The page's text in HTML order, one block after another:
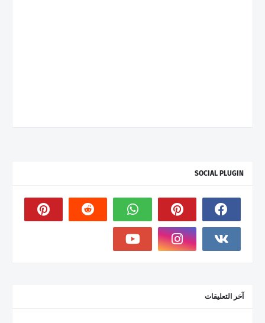
SOCIAL PLUGIN
آخر التعليقات